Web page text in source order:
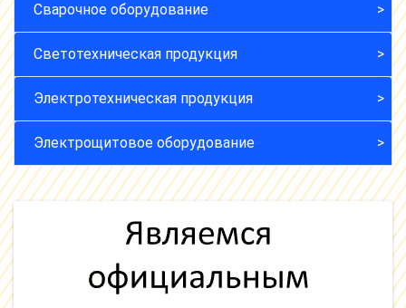
Сварочное оборудование
Светотехническая продукция
Электротехническая продукция
Электрощитовое оборудование